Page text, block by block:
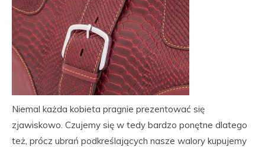
Niemal każda kobieta pragnie prezentować się
zjawiskowo. Czujemy się w tedy bardzo ponętne dlatego
też, prócz ubrań podkreślających nasze walory kupujemy